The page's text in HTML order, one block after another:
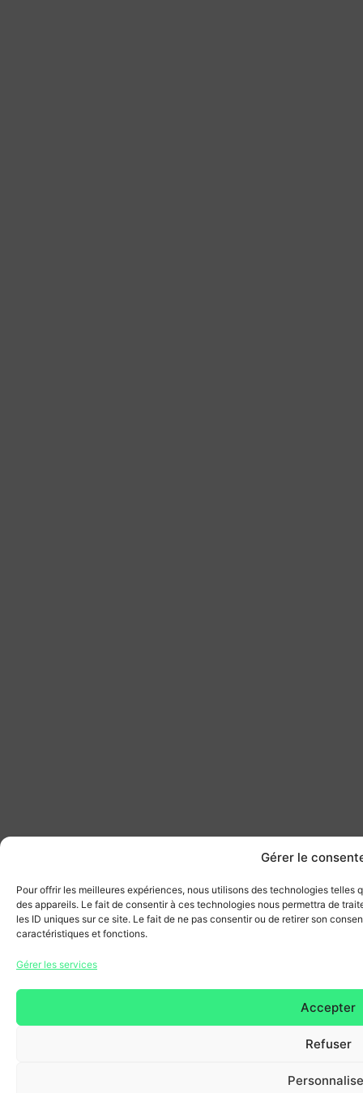
Gérer le
Pour offrir les meilleures expériences, nous utilisons des technologies
des appareils. Le fait de consentir à ces technologies nous permettra de
les ID uniques sur ce site. Le fait de ne pas consentir ou de retirer son
caractéristiques et fonctions.
Gérer les services
Accepter
Refuser